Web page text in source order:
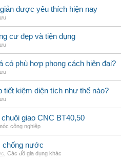
được yêu thích hiện nay
cư đẹp và tiện dụng
có phù hợp phong cách hiện đại?
tiết kiệm diện tích như thế nào?
giao CNC BT40,50
công nghiệp
chống nước
Các đồ gia dụng khác